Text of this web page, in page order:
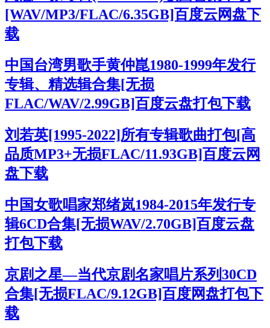
[WAV/MP3/FLAC/6.35GB]百度云网盘下
载
中国台湾男歌手黄仲崑1980-1999年发行
专辑、精选辑合集[无损
FLAC/WAV/2.99GB]百度云盘打包下载
刘若英[1995-2022]所有专辑歌曲打包[高
品质MP3+无损FLAC/11.93GB]百度云网
盘下载
中国女歌唱家郑绪岚1984-2015年发行专
辑6CD合集[无损WAV/2.70GB]百度云盘
打包下载
京剧之星—当代京剧名家唱片系列30CD
合集[无损FLAC/9.12GB]百度网盘打包下
载